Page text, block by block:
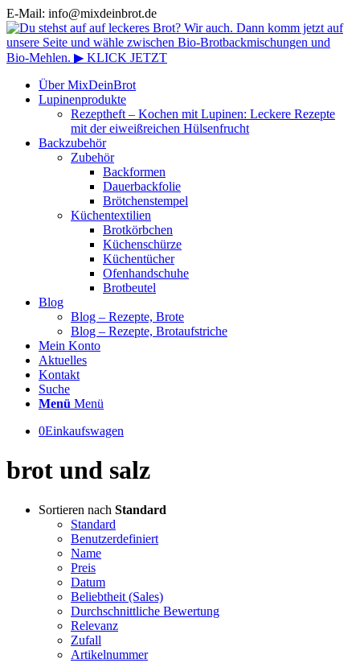
E-Mail: info@mixdeinbrot.de
Über MixDeinBrot
Lupinenprodukte
Rezeptheft – Kochen mit Lupinen: Leckere Rezepte
mit der eiweißreichen Hülsenfrucht
Backzubehör
Zubehör
Backformen
Dauerbackfolie
Brötchenstempel
Küchentextilien
Brotkörbchen
Küchenschürze
Küchentücher
Ofenhandschuhe
Brotbeutel
Blog
Blog – Rezepte, Brote
Blog – Rezepte, Brotaufstriche
Mein Konto
Aktuelles
Kontakt
Suche
Menü Menü
0Einkaufswagen
brot und salz
Sortieren nach Standard
Standard
Benutzerdefiniert
Name
Preis
Datum
Beliebtheit (Sales)
Durchschnittliche Bewertung
Relevanz
Zufall
Artikelnummer